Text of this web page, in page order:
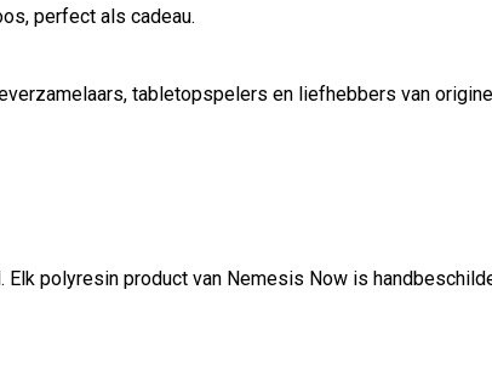
perfect als cadeau.
tabletopspelers en liefhebbers van
polyresin product van Nemesis Now is